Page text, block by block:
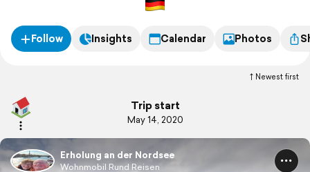
Follow Insights Calendar Photos
Newest first
Trip start
May 14, 2020
Erholung an der Nordsee
Wohnmobil Rund Reisen